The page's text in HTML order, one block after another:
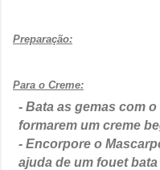
Preparação:
Para o Creme:
- Bata as gemas com
formarem um creme
- Encorpore o
ajuda de um fouet